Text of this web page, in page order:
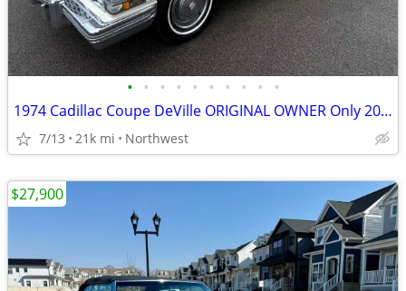
• • • • • • • • • •
1974 Cadillac Coupe DeVille ORIGINAL OWNER Only 20,947 miles
7/13 21k mi Northwest
$27,900